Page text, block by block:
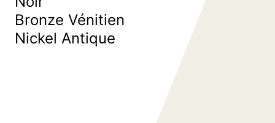
Commande spéciale
Bronze Vénitien
Nickel Antique